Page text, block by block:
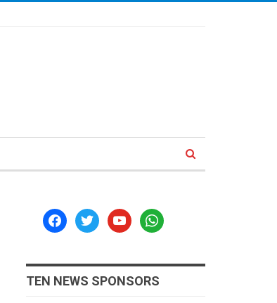
facebooktwitteryoutubewhatsapp
TEN NEWS SPONSORS